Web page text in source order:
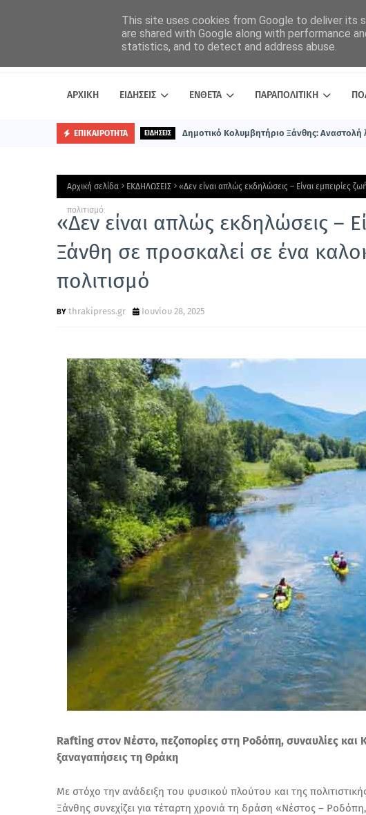
ΑΡΧΙΚΗ ΕΙΔΗΣΕΙΣ ΕΝΘΕΤΑ ΠΑΡΑΠΟΛΙΤΙΚΗ
ΕΠΙΚΑΙΡΟΤΗΤΑ ΕΙΔΗΣΕΙΣ Δημοτικό Κολυμβητήριο Ξάνθης: Αναστολή
Αρχική σελίδα ΕΚΔΗΛΩΣΕΙΣ «Δεν είναι απλώς εκδηλώσεις – Είναι εμπειρίες
πολιτισμό
«Δεν είναι απλώς εκδηλώσεις –
Ξάνθη σε προσκαλεί σε ένα
πολιτισμό
thrakipress.gr Ιουνίου 28, 2025
Rafting στον Νέστο, πεζοπορίες στη Ροδόπη, συναυλίες και
ξαναγαπήσεις τη Θράκη
Με στόχο την ανάδειξη του φυσικού πλούτου και της
Ξάνθης συνεχίζει για τέταρτη χρονιά τη δράση «Νέστος –
This site uses cookies from Google to deliver its
are shared with Google along with performance
statistics, and to detect and address abuse.